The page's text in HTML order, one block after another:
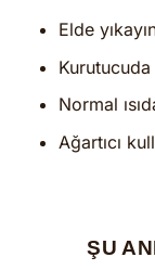
Elde
Kurutucuda
Normal
Ağartıcı
ŞU